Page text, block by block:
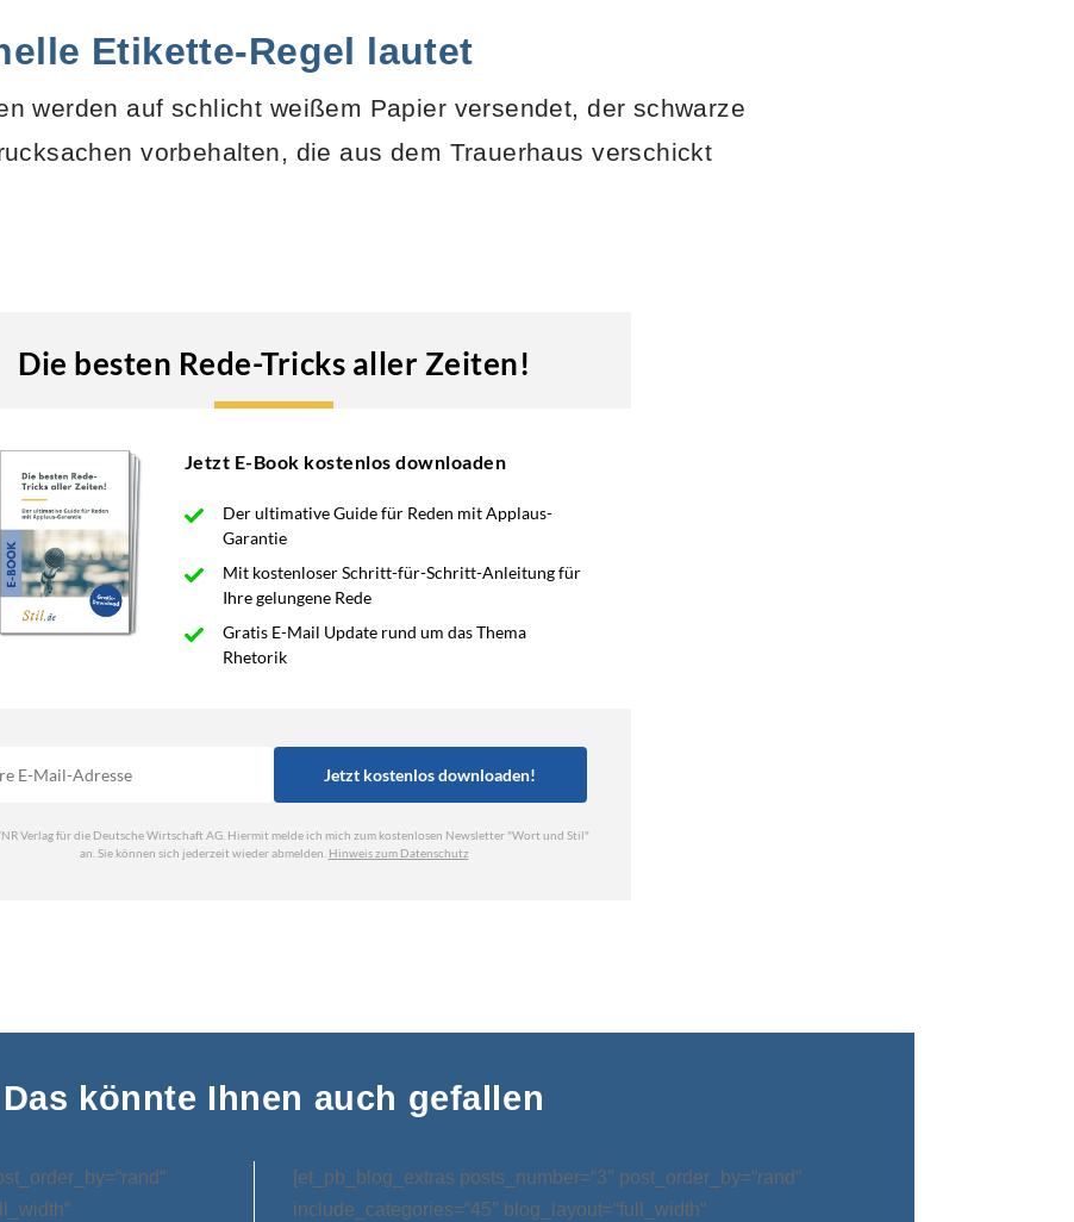
Etikette-Regel lautet
werden auf schlicht weißem Papier versendet, der schwarze
vorbehalten, die aus dem Trauerhaus verschickt
Das könnte Ihnen auch gefallen
[et_pb_blog_extras posts_number=“3″ post_order_by=“rand“
include_categories=“45″ blog_layout=“full_width“